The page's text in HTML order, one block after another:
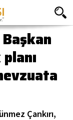
Çankırı,